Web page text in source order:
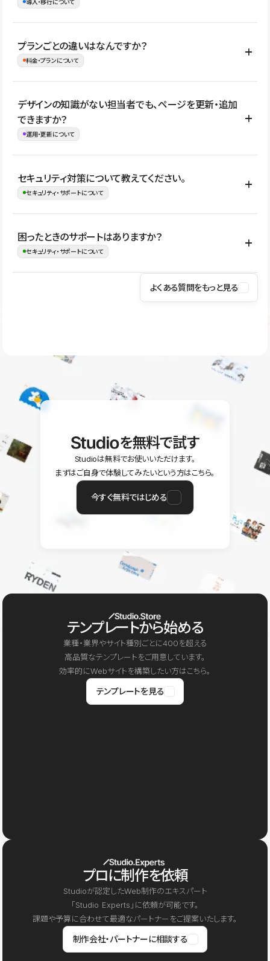
イト全体のデザインや設定がそのまま移行されるわけではないた
め、移行後にページ構成やデザイン、CMS設計、URL・リダイレク
導入・移行について
はい。アクセス規模が大きいサイトや、複数部門での運用、権限管
理、セキュリティ確認、既存システムとの連携など、個別の要件が
ない段階でも、お問い合わせください。
お問合せはこちら
プランごとの違いはなんですか？
料金・プランについて
公開ページ数、バージョン履歴の期間、CMS利用数の上限、権限
管理の有無などがプランごとに異なります。詳しくは料金プランペ
ージをご覧ください。
デザインの知識がない担当者でも、ページを更新・追加
できますか？
運用・更新について
はい。CMSやコンポーネントを活用して更新範囲を設計しておく
ことで、デザインを崩しにくい状態で運用できます。 さらにコン
ながらレイアウトに影響を与えずに更新作業を進めやすくなりま
す。
セキュリティ対策について教えてください。
セキュリティ・サポートについて
Studioでは、公開サイトやサービスを安全に利用できるよう、通信
の暗号化、データ保護、アクセス管理、脆弱性対策など、複数の観
はSSL/TLSによる通信暗号化に対応しており、悪質なスクリプトの
困ったときのサポートはありますか？
セキュリティ・サポートについて
操作方法や機能については、ヘルプセンターでご確認いただけま
ユーザー同士で質問・相談できるコミュニティもご利用ください。
よくある質問をもっと見る
を無料で試す
Studioは無料でお使いいただけます。
まずはご自身で体験してみたいという方はこちら。
今すぐ無料ではじめる
テンプレートから始める
業種・業界やサイト種別ごとに400を超える
高品質なテンプレートをご用意しています。
効率的にWebサイトを構築したい方はこちら。
テンプレートを見る
プロに制作を依頼
Studioが認定したWeb制作のエキスパート
「Studio Experts」に依頼が可能です。
課題や予算に合わせて最適なパートナーをご提案いたします。
制作会社・パートナーに相談する